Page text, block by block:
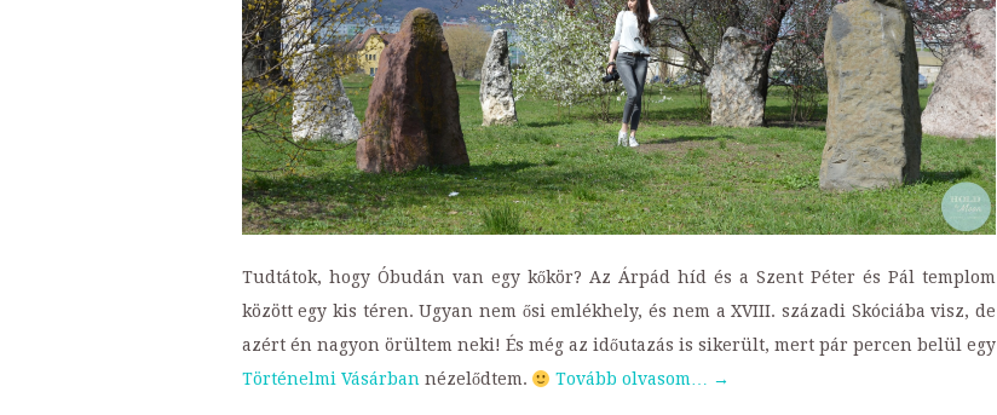
Tudtátok, hogy Óbudán van egy kőkör? Az Árpád híd és a Szent Péter és Pál templom
között egy kis téren. Ugyan nem ősi emlékhely, és nem a XVIII. századi Skóciába visz, de
azért én nagyon örültem neki! És még az időutazás is sikerült, mert pár percen belül egy
Történelmi Vásárbannézelődtem. Tovább olvasom… →